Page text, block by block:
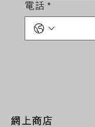
電話 *
網上商店